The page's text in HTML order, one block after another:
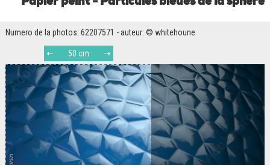
Papier peint - Particules bleues de la sphère
Numero de la photos: 62207571 - auteur: © whitehoune
50 cm